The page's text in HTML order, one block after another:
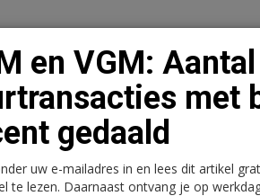
Vacaturebank Contact
Kantoren Retail
en VGM: Aantal
met
gedaald
uw e-mailadres in en lees dit artikel
te lezen. Daarnaast ontvang je op